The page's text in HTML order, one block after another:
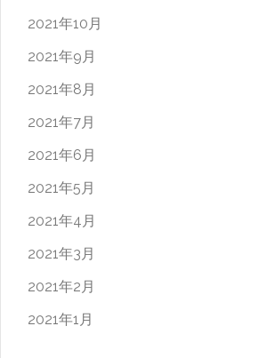
2021年10月
2021年9月
2021年8月
2021年7月
2021年6月
2021年5月
2021年4月
2021年3月
2021年2月
2021年1月